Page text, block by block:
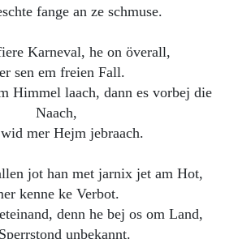
fange an ze schmuse.
Karneval, he on överall,
sen em freien Fall.
Himmel laach, dann es vorbej die
Naach,
mer Hejm jebraach.
jot han met jarnix jet am Hot,
kenne ke Verbot.
denn he bej os om Land,
unbekannt.